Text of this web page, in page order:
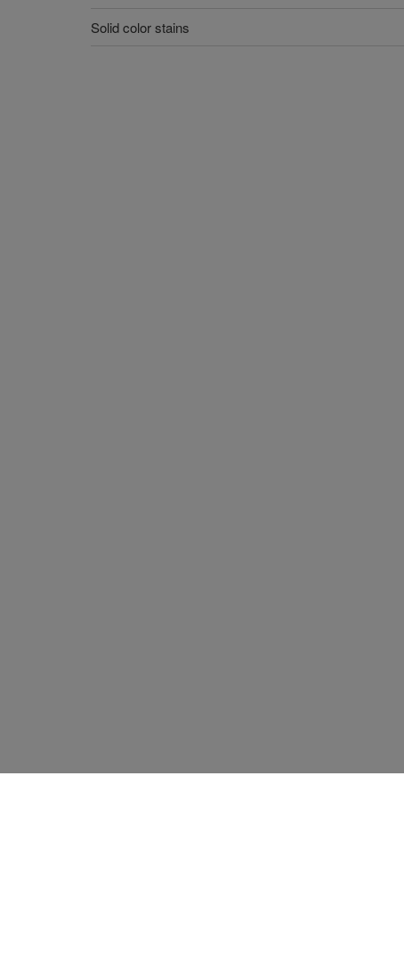
Solid color stains